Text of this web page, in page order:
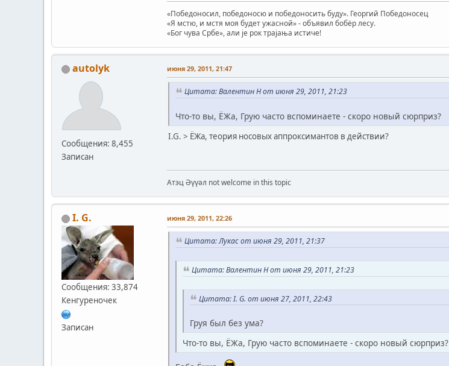
«Победоносил, победоносю и победоносить буду». Георгий Победоносец
«Я мстю, и мстя моя будет ужасной» - объявил бобёр лесу.
«Бог чува Србе», али је рок трајања истиче!
autolyk
Сообщения: 8,455
Записан
июня 29, 2011, 21:47
Цитата: Валентин Н от июня 29, 2011, 21:23
Что-то вы, ЁЖа, Грую часто вспоминаете - скоро новый сюрприз?
I.G. > ЁЖа, теория носовых аппроксимантов в действии?
Атэц Әүүәл not welcome in this topic
I. G.
Сообщения: 33,874
Кенгуреночек
Записан
июня 29, 2011, 22:26
Цитата: Лукас от июня 29, 2011, 21:37
Цитата: Валентин Н от июня 29, 2011, 21:23
Цитата: I. G. от июня 27, 2011, 22:43
Груя был без ума?
Что-то вы, ЁЖа, Грую часто вспоминаете - скоро новый сюрприз?